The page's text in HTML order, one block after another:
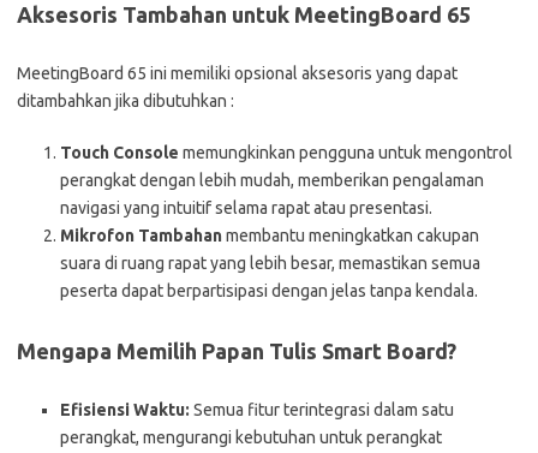
Aksesoris Tambahan untuk MeetingBoard 65
MeetingBoard 65 ini memiliki opsional aksesoris yang dapat
ditambahkan jika dibutuhkan :
Touch Console memungkinkan pengguna untuk mengontrol
perangkat dengan lebih mudah, memberikan pengalaman
navigasi yang intuitif selama rapat atau presentasi.
Mikrofon Tambahanmembantu meningkatkan cakupan
suara di ruang rapat yang lebih besar, memastikan semua
peserta dapat berpartisipasi dengan jelas tanpa kendala.
Mengapa Memilih Papan Tulis Smart Board?
Efisiensi Waktu: Semua fitur terintegrasi dalam satu
perangkat, mengurangi kebutuhan untuk perangkat